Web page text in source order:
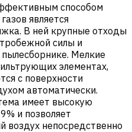
способом
является
В ней крупные отходы
силы и
Мелкие
элементах,
с поверхности
автоматически.
имеет высокую
и позволяет
воздух непосредственно